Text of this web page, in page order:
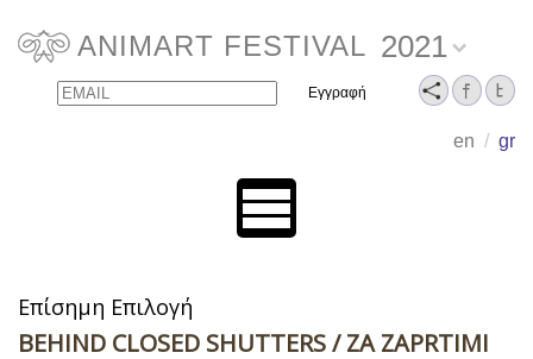
ANIMART FESTIVAL 2021
en / gr
Email Name
Επίσημη Επιλογή
BEHIND CLOSED SHUTTERS/ ZA ZAPRTIMI